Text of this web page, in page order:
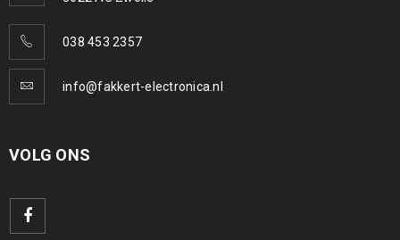
038 453 2357
info@fakkert-electronica.nl
VOLG ONS